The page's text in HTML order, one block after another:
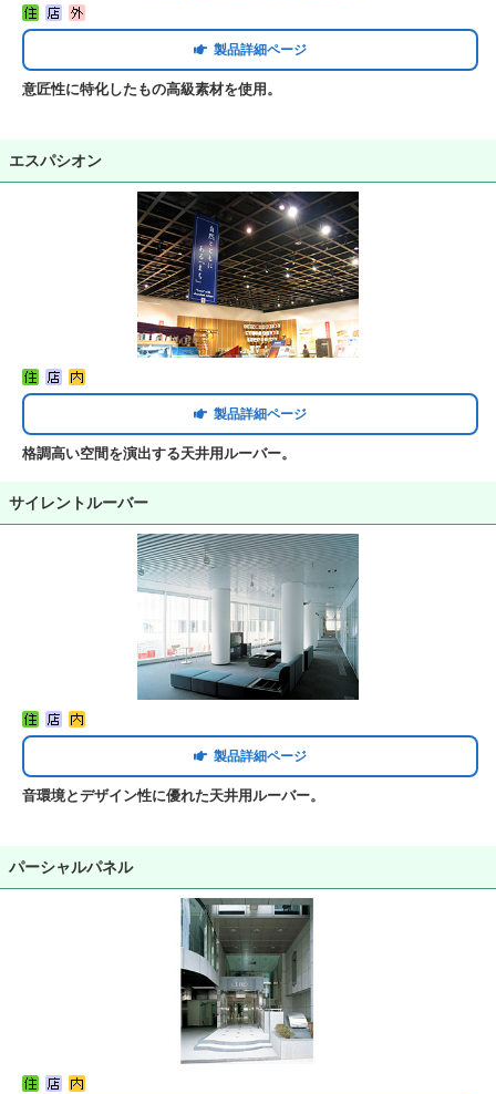
製品詳細ページ
意匠性に特化したもの高級素材を使用。
エスパシオン
製品詳細ページ
格調高い空間を演出する天井用ルーバー。
サイレントルーバー
製品詳細ページ
音環境とデザイン性に優れた天井用ルーバー。
パーシャルパネル